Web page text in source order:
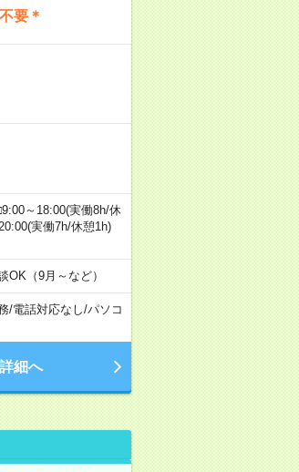
要＊
～18:00(実働8h/休
実働7h/休憩1h)
（9月～など）
/電話対応なし/パソコ
詳細へ